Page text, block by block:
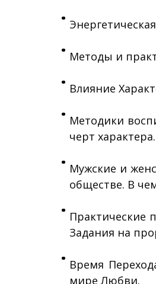
Методы и
Влияние
Методики
черт
Мужские и
обществе. В
Практические
Задания на
Время
мире Любви.